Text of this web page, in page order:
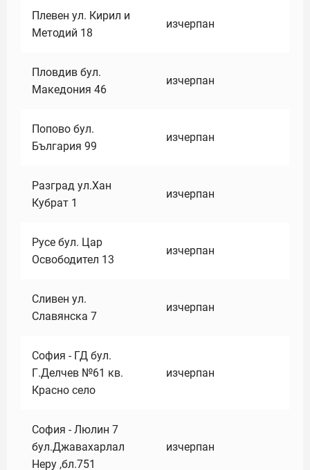
Плевен ул. Кирил и
Методий 18
изчерпан
Пловдив бул.
Македония 46
изчерпан
Попово бул.
България 99
изчерпан
Разград ул.Хан
Кубрат 1
изчерпан
Русе бул. Цар
Освободител 13
изчерпан
Сливен ул.
Славянска 7
изчерпан
София - ГД бул.
Г.Делчев №61 кв.
Красно село
изчерпан
София - Люлин 7
бул.Джавахарлал
Неру ,бл.751
изчерпан